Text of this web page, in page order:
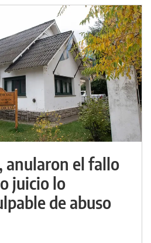
anularon el fallo
juicio lo
de abuso